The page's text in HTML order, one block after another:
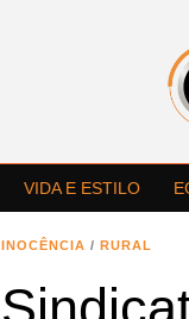
VIDA E ESTILO
INOCÊNCIA / RURAL